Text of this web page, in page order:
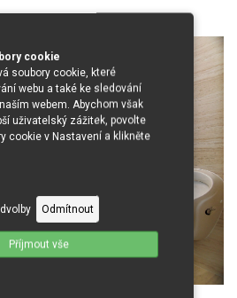
cookie
soubory cookie, které
webu a také ke sledování
webem. Abychom však
uživatelský zážitek, povolte
cookie v Nastavení a klikněte
Odmítnout
Příjmout vše